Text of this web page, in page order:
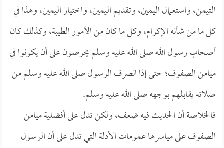
التيمن، واستعمال اليمين، وتقديم اليمين، واختيار اليمين، وهذا في
كل ما من شأنه الإكرام، وكل ما كان من الأمور الطيبة، وكذلك كان
أصحاب رسول الله صلى الله عليه وسلم يحرصون على أن يكونوا في
ميامن الصفوف؛ حتى إذا انصرف الرسول صلى الله عليه وسلم من
صلاته يقابلهم بوجهه صلى الله عليه وسلم.
فالخلاصة أن الحديث فيه ضعف، ولكن تدل على أفضلية ميامن
الصفوف على مياسرها عمومات الأدلة التي تدل على أن الرسول